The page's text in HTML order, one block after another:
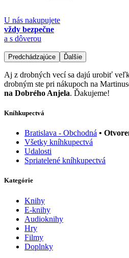
U nás nakupujete
vždy bezpečne
a s dôverou
Predchádzajúce Ďalšie
Aj z drobných vecí sa dajú urobiť
drobným ste pri nákupoch na
na Dobrého Anjela. Ďakujeme!
Kníhkupectvá
Bratislava - Obchodná •
Všetky kníhkupectvá
Udalosti
Spriatelené kníhkupectvá
Kategórie
Knihy
E-knihy
Audioknihy
Hry
Filmy
Doplnky